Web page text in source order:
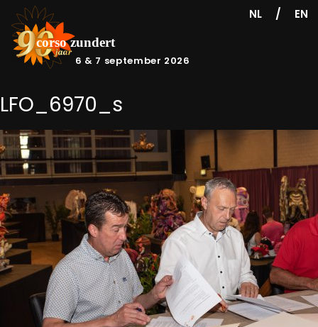
6 & 7 september 2026
NL / EN
LFO_6970_s